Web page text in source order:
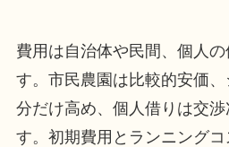
費用は自治体や民間、個人
す。市民農園は比較的安価
分だけ高め、個人借りは交
す。初期費用とランニング